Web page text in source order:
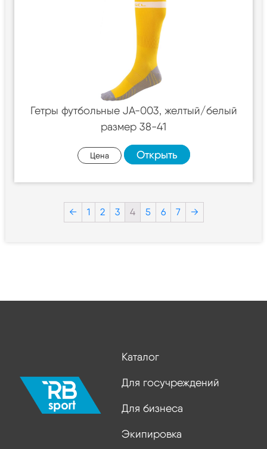
Гетры футбольные JA-003, желтый/белый
размер 38-41
Цена Открыть
← 1 2 3 4 5 6 7 →
Каталог
Для госучреждений
Для бизнеса
Экипировка